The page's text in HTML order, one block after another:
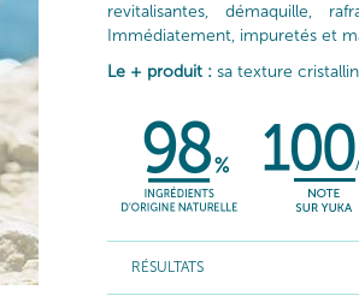
revitalisantes, démaquille,
Immédiatement, impuretés et
Le + produit : sa texture
RÉSULTATS